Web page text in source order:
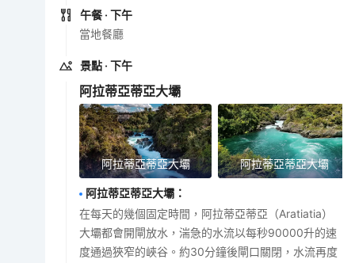
午餐 · 下午
當地餐廳
景點 · 下午
阿拉蒂亞蒂亞大壩
阿拉蒂亞蒂亞大壩 阿拉蒂亞蒂亞大壩
阿拉蒂亞蒂亞大壩 ：
在每天的幾個固定時間，阿拉蒂亞蒂亞（Aratiatia）
大壩都會開閘放水，湍急的水流以每秒90000升的速
度通過狹窄的峽谷。約30分鐘後閘口關閉，水流再度